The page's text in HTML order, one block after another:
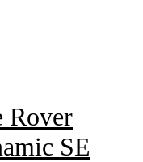
Rover
SE